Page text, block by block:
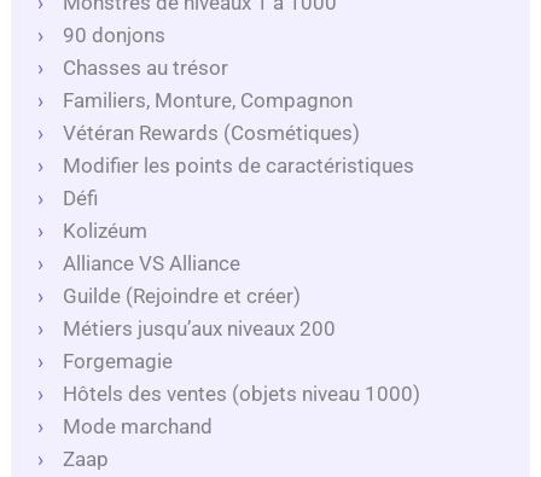
90 donjons
Chasses au trésor
Familiers, Monture, Compagnon
Vétéran Rewards (Cosmétiques)
Modifier les points de caractéristiques
Défi
Kolizéum
Alliance VS Alliance
Guilde (Rejoindre et créer)
Métiers jusqu’aux niveaux 200
Forgemagie
Hôtels des ventes (objets niveau 1000)
Mode marchand
Zaap